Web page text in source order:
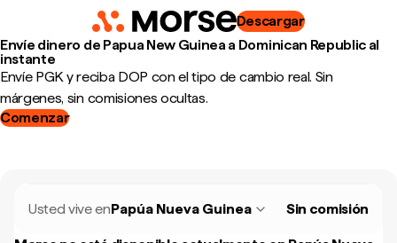
Descargar
Envíe dinero de Papua New Guinea a Dominican Republic al
instante
Envíe PGK y reciba DOP con el tipo de cambio real. Sin
márgenes, sin comisiones ocultas.
Comenzar
Usted vive enPapúa Nueva Guinea Sin comisión